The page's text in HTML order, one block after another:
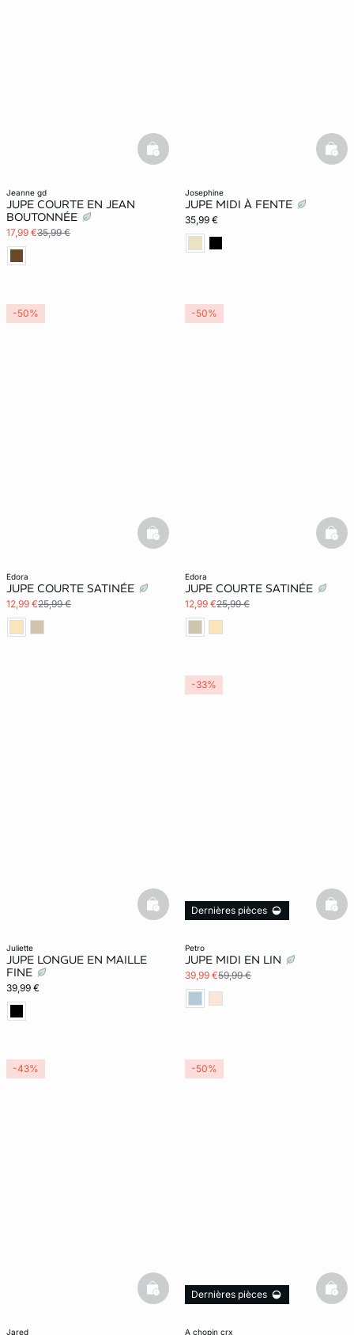
jeanne gd
JUPE COURTE EN JEAN
BOUTONNÉE
17,99 €35,99 €
basketfull
josephine
JUPE MIDI À FENTE
35,99 €
edora
JUPE COURTE SATINÉE
12,99 €25,99 €
basketfull
-50%
edora
JUPE COURTE SATINÉE
12,99 €25,99 €
-50%
juliette
JUPE LONGUE EN MAILLE
FINE
39,99 €
basketfull
petro
JUPE MIDI EN LIN
39,99 €59,99 €
Dernières pièces
-33%
jared
basketfull
-43%
a chopin crx
Dernières pièces
-50%